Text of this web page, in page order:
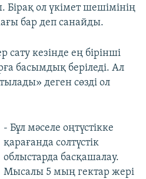
ол үкімет шешімінің
бар деп санайды.
кезінде ең бірінші
басымдық беріледі. Ал
деген сөзді ол
- Бұл мәселе оңтүстікке
қарағанда солтүстік
облыстарда басқашалау.
Мысалы 5 мың гектар жері